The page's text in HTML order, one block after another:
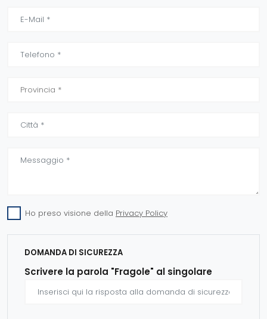
Ho preso visione della Privacy Policy
DOMANDA DI SICUREZZA
Scrivere la parola "Fragole" al singolare